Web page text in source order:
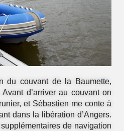
du couvant de la Baumette,
d’arriver au couvant on
et Sébastien me conte à
dans la libération d’Angers.
de navigation